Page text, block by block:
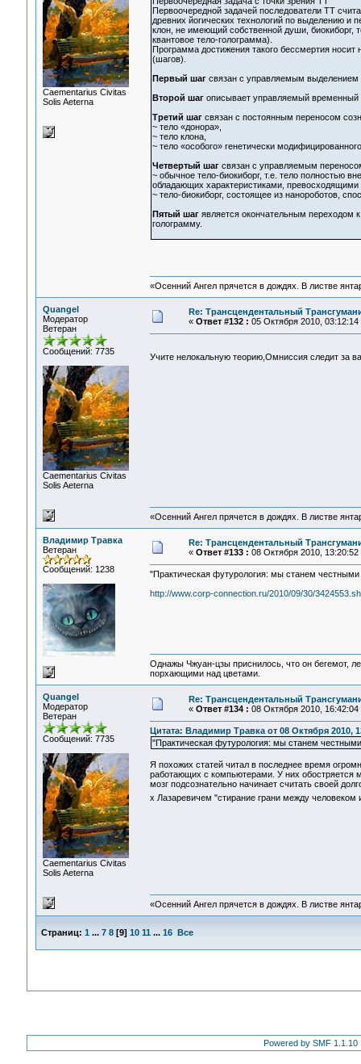
Сaementarius Civitas
Solis Aeterna
Первоочередной задачей последователи ТТ
древних йогических технологий по выделению и
клон, не имеющий собственной души, биокиборг,
квантовое тело-голограмма).
Программа достижения такого бессмертия
(шагов).
Первый шаг связан с управляемым выделением
Второй шаг описывает управляемый
Третий шаг связан с постоянным переносом
~ тело «донора»,
~ тело клона,
~ тело «особого» генетически
Четвертый шагсвязан с управляемым
~ обычное тело-биокиборг, т.е. тело полностью
обладающих характеристиками, превосходящими
~ тело-биокиборг, состоящее из нанороботов,
Пятый шагявляется окончательным переходом
голограмму.
«Осенний Ангел прячется в дождях. В листве
Quangel
Модератор
Ветеран
Сообщений: 7735
Сaementarius Civitas
Solis Aeterna
Re: Трансцендентальный
« Ответ #132 : 05 Октября 2010, 03:12:14
Учите нелокальную теорию,Омниссия следит за
«Осенний Ангел прячется в дождях. В листве
Владимир Травка
Ветеран
Сообщений: 1238
Re: Трансцендентальный
« Ответ #133 : 08 Октября 2010, 13:20:52
"Практическая футурология: мы станем честными
http://www.corp-connection.ru/2010/09/30/
Однажы Чжуан-цзы приснилось, что он бегемот,
порхающими над цветами.
Quangel
Модератор
Ветеран
Сообщений: 7735
Сaementarius Civitas
Solis Aeterna
Re: Трансцендентальный
« Ответ #134 : 08 Октября 2010, 16:42:04
Цитата: Владимир Травка от 08 Октября 2010,
"Практическая футурология: мы станем
Я похожих статей читал в последнее время
работающих с компьютерами. У них обостряется
мозг подсознательно начинает считать своей
х Лазаревичем "стирание грани между человеком
«Осенний Ангел прячется в дождях. В листве
Страниц: 1 ... 7 8[9] 10 11 ... 16 Все
Powered by SMF 1.1.10